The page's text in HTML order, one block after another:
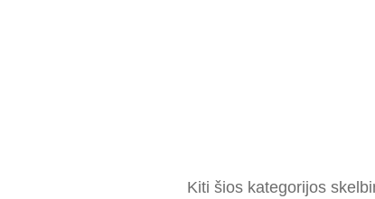
Kiti šios kategorijos